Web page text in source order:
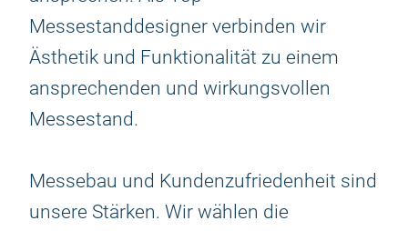
Messestanddesigner verbinden wir
Ästhetik und Funktionalität zu einem
ansprechenden und wirkungsvollen
Messestand.
Messebau und Kundenzufriedenheit sind
unsere Stärken. Wir wählen die